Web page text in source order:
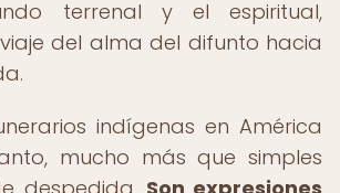
terrenal y el espiritual,
del alma del difunto hacia
indígenas en América
mucho más que simples